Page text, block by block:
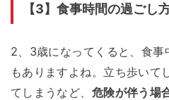
【3】食事時間の過ごし
2、3歳になってくると、食事
もありますよね。立ち歩いて
てしまうなど、 危険が伴う場